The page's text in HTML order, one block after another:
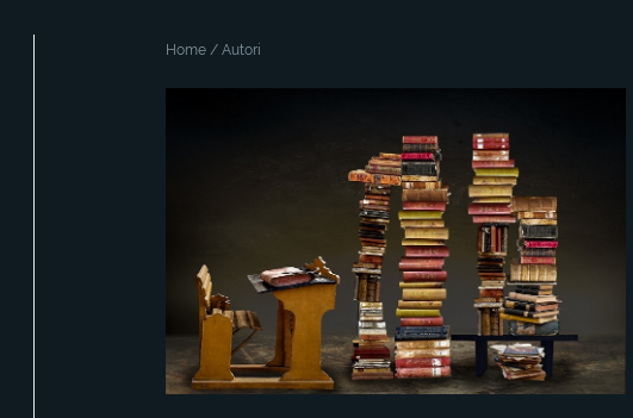
Home / Autori